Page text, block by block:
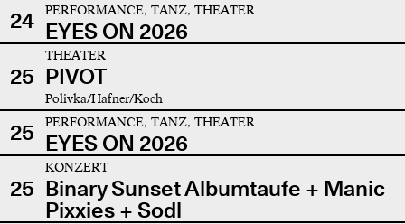
24 PERFORMANCE, TANZ, THEATER
EYES ON 2026
25
THEATER
PIVOT
Polivka/Hafner/Koch
25 PERFORMANCE, TANZ, THEATER
EYES ON 2026
25
KONZERT
Binary Sunset Albumtaufe + Manic
Pixxies + Sodl